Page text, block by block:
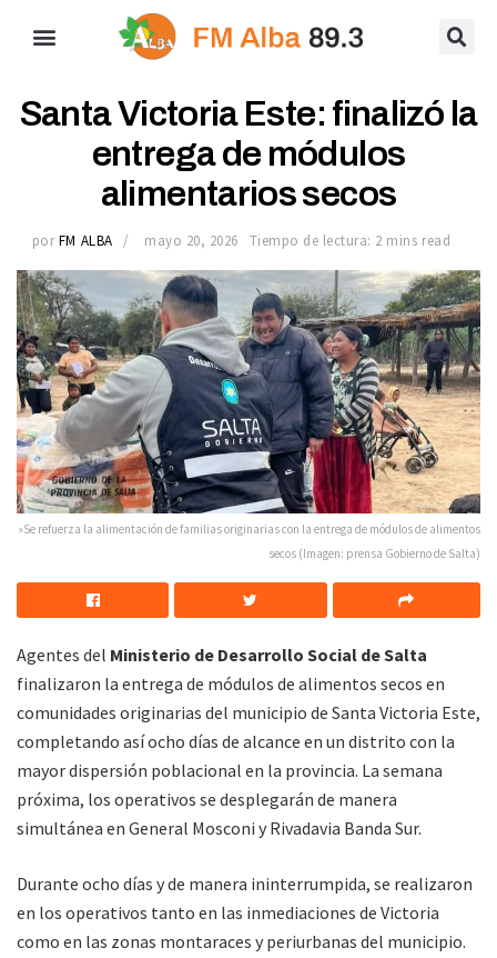
Santa Victoria Este: finalizó la
entrega de módulos
alimentarios secos
por FM ALBA mayo 20, 2026 Tiempo de lectura: 2 mins read
»Se refuerza la alimentación de familias originarias con la entrega de módulos de alimentos
secos (Imagen: prensa Gobierno de Salta)
Agentes del Ministerio de Desarrollo Social de Salta
finalizaron la entrega de módulos de alimentos secos en
comunidades originarias del municipio de Santa Victoria Este,
completando así ocho días de alcance en un distrito con la
mayor dispersión poblacional en la provincia. La semana
próxima, los operativos se desplegarán de manera
simultánea en General Mosconi y Rivadavia Banda Sur.
Durante ocho días y de manera ininterrumpida, se realizaron
en los operativos tanto en las inmediaciones de Victoria
como en las zonas montaraces y periurbanas del municipio.